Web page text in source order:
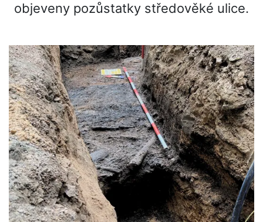
objeveny pozůstatky středověké ulice.